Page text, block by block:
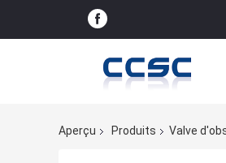
Aperçu Produits Valve